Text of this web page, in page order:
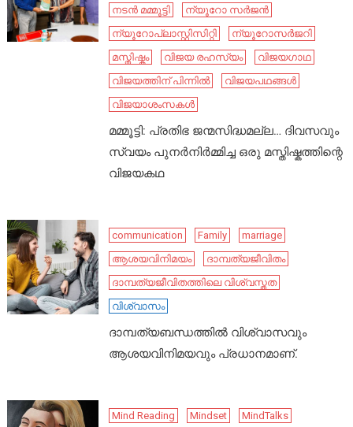
നടൻ മമ്മൂട്ടി
ന്യൂറോ സർജൻ
ന്യൂറോപ്ലാസ്റ്റിസിറ്റി
ന്യൂറോസർജറി
മസ്തിഷ്കം
വിജയ രഹസ്യം
വിജയഗാഥ
വിജയത്തിന് പിന്നിൽ
വിജയപഥങ്ങൾ
വിജയാശംസകൾ
മമ്മൂട്ടി: പ്രതിഭ ജന്മസിദ്ധമല്ല… ദിവസവും
സ്വയം പുനർനിർമ്മിച്ച ഒരു മസ്തിഷ്കത്തിന്റെ
വിജയകഥ
communication Family
marriage
ആശയവിനിമയം
ദാമ്പത്യജീവിതം
ദാമ്പത്യജീവിതത്തിലെ വിശ്വസ്തത
വിശ്വാസം
ദാമ്പത്യബന്ധത്തിൽ വിശ്വാസവും
ആശയവിനിമയവും പ്രധാനമാണ്.
Mind Reading Mindset
MindTalks